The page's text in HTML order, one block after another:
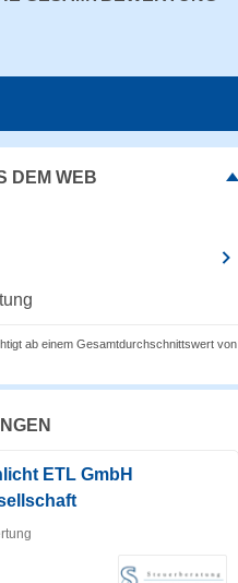
DEM WEB
ab einem Gesamtdurchschnittswert von
ETL GmbH